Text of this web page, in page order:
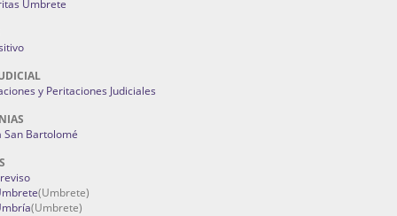
Umbrete
y Peritaciones Judiciales
San Bartolomé
(Umbrete)
(Umbrete)